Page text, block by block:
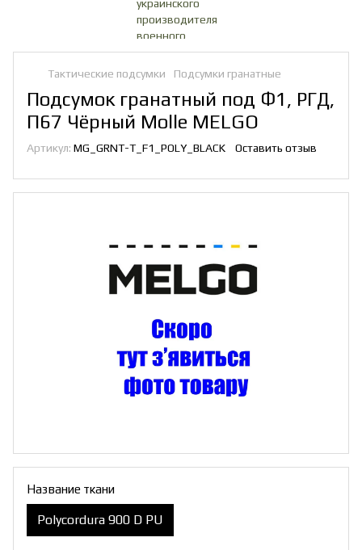
Тактические подсумки Подсумки гранатные
Подсумок гранатный под Ф1, РГД,
П67 Чёрный Molle MELGO
Артикул: MG_GRNT-Т_F1_POLY_BLACK Оставить отзыв
Название ткани
Polycordura 900 D PU